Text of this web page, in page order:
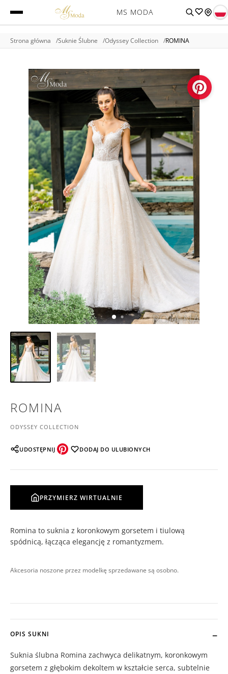
MS MODA
Strona główna Suknie Ślubne Odyssey Collection ROMINA
ROMINA
ODYSSEY COLLECTION
UDOSTĘPNIJ DODAJ DO ULUBIONYCH
PRZYMIERZ WIRTUALNIE
Romina to suknia z koronkowym gorsetem i tiulową
spódnicą, łącząca elegancję z romantyzmem.
Akcesoria noszone przez modelkę sprzedawane są osobno.
OPIS SUKNI
Suknia ślubna Romina zachwyca delikatnym, koronkowym
gorsetem z głębokim dekoltem w kształcie serca, subtelnie